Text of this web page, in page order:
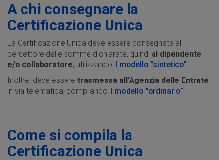
A chi consegnare la
Certificazione Unica
La Certificazione Unica deve essere consegnata al
percettore delle somme dichiarate, quindi al dipendente
e/o collaboratore, utilizzando il modello "sintetico".
Inoltre, deve essere trasmessa all'Agenzia delle Entrate
in via telematica, compilando il modello "ordinario".
Come si compila la
Certificazione Unica